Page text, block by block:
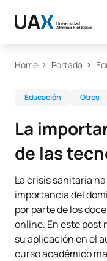
Home Portada
Educación Otros
La
de las
La crisis sanitaria
importancia del
por parte de los
online. En este post
su aplicación en el
curso académico